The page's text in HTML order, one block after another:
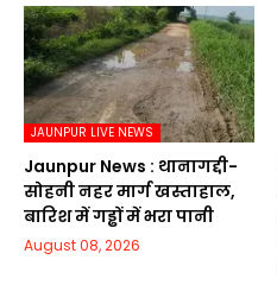
JAUNPUR LIVE NEWS
Jaunpur News : थानागद्दी-
सोहनी नहर मार्ग खस्ताहाल,
बारिश में गड्ढों में भरा पानी
August 08, 2026